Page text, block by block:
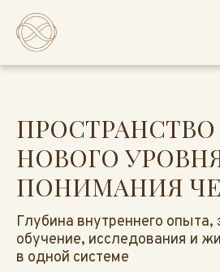
ПРОСТРАНСТВО
НОВОГО
ПОНИМАНИЯ
Глубина внутреннего
обучение, исследования и
в одной системе